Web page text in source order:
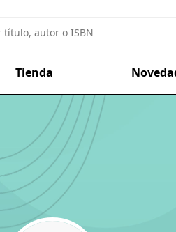
Tienda